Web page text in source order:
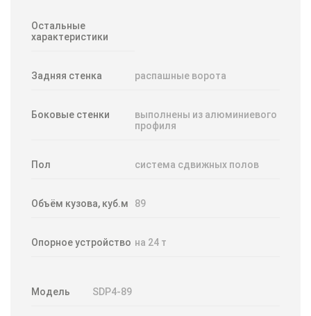
Остальные
характеристики
Задняя стенка распашные ворота
Боковые стенки
выполнены из алюминиевого
профиля
Пол система сдвижных полов
Объём кузова, куб.м 89
Опорное устройство на 24 т
Модель SDP4-89